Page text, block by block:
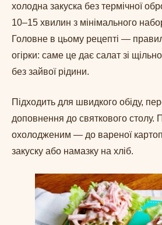
холодна закуска без термічної
10–15 хвилин з мінімального
Головне в цьому рецепті —
огірки: саме це дає салат зі
без зайвої рідини.
Підходить для швидкого обіду,
доповнення до святкового столу.
охолодженим — до вареної
закуску або намазку на хліб.